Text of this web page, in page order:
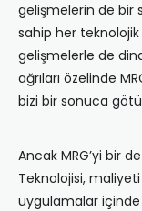
gelişmelerin de bir
sahip her
gelişmelerle de
ağrıları özelinde
bizi bir sonuca
Ancak MRG’yi bir
Teknolojisi,
uygulamalar